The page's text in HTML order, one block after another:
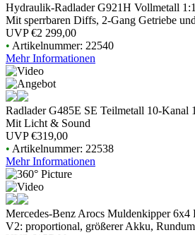
Hydraulik-Radlader G921H Vollmetall
Mit sperrbaren Diffs, 2-Gang Getriebe
UVP€2 299,00
• Artikelnummer: 22540
Mehr Informationen
Radlader G485E SE Teilmetall 10-Kanal
Mit Licht & Sound
UVP€319,00
• Artikelnummer: 22538
Mehr Informationen
Mercedes-Benz Arocs Muldenkipper 6x4
V2: proportional, größerer Akku,